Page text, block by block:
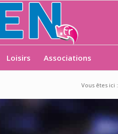
Loisirs Associations
Vous êtes ici :